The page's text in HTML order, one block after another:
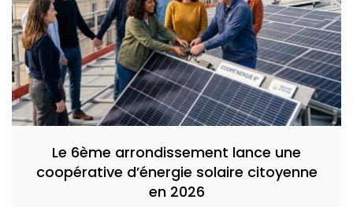
Le 6ème arrondissement lance une
coopérative d’énergie solaire citoyenne
en 2026